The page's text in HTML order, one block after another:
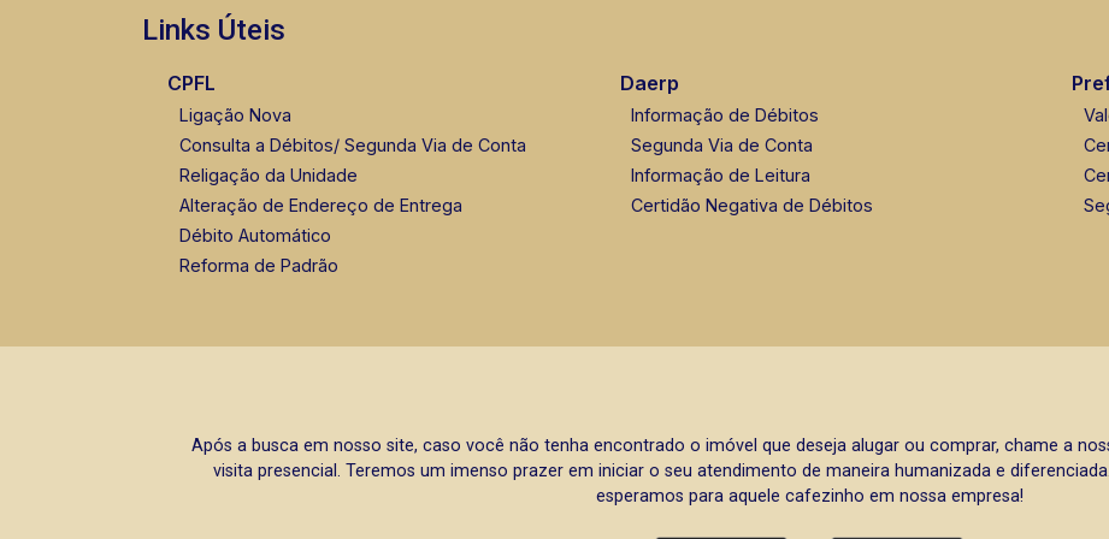
Links Úteis
CPFL
Ligação Nova
Consulta a Débitos/ Segunda Via de Conta
Religação da Unidade
Alteração de Endereço de Entrega
Débito Automático
Reforma de Padrão
Daerp
Informação de Débitos
Segunda Via de Conta
Informação de Leitura
Certidão Negativa de Débitos
Após a busca em nosso site, caso você não tenha encontrado o imóvel que deseja alugar ou comprar, chame a
visita presencial. Teremos um imenso prazer em iniciar o seu atendimento de maneira humanizada e
esperamos para aquele cafezinho em nossa empresa!